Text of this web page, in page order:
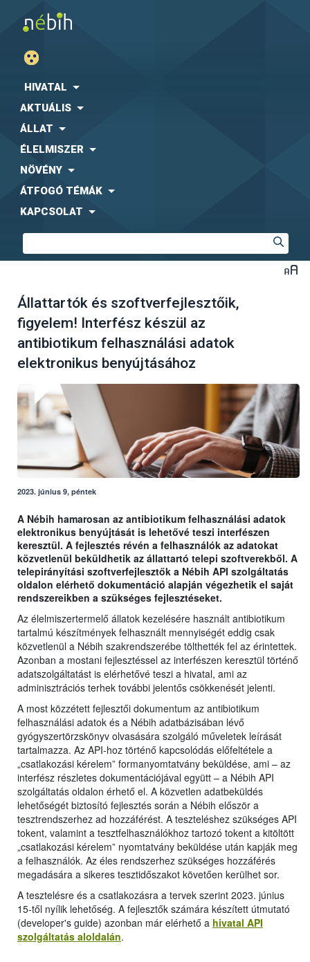
HIVATAL
AKTUÁLIS
ÁLLAT
ÉLELMISZER
NÖVÉNY
ÁTFOGÓ TÉMÁK
KAPCSOLAT
Állattartók és szoftverfejlesztőik,
figyelem! Interfész készül az
antibiotikum felhasználási adatok
elektronikus benyújtásához
2023. június 9, péntek
A Nébih hamarosan az antibiotikum felhasználási adatok
elektronikus benyújtását is lehetővé teszi interfészen
keresztül. A fejlesztés révén a felhasználók az adatokat
közvetlenül beküldhetik az állattartó telepi szoftverekből. A
telepirányítási szoftverfejlesztők a Nébih API szolgáltatás
oldalon elérhető dokumentáció alapján végezhetik el saját
rendszereikben a szükséges fejlesztéseket.
Az élelmiszertermelő állatok kezelésére használt antibiotikum
tartalmú készítmények felhasznált mennyiségét eddig csak
közvetlenül a Nébih szakrendszerébe tölthették fel az érintettek.
Azonban a mostani fejlesztéssel az interfészen keresztül történő
adatszolgáltatást is elérhetővé teszi a hivatal, ami az
adminisztrációs terhek további jelentős csökkenését jelenti.
A most közzétett fejlesztői dokumentum az antibiotikum
felhasználási adatok és a Nébih adatbázisában lévő
gyógyszertörzskönyv olvasására szolgáló műveletek leírását
tartalmazza. Az API-hoz történő kapcsolódás előfeltétele a
„csatlakozási kérelem” formanyomtatvány beküldése, ami – az
interfész részletes dokumentációjával együtt – a Nébih API
szolgáltatás oldalon érhető el. A közvetlen adatbeküldés
lehetőségét biztosító fejlesztés során a Nébih először a
tesztrendszerhez ad hozzáférést. A teszteléshez szükséges API
tokent, valamint a tesztfelhasználókhoz tartozó tokent a kitöltött
„csatlakozási kérelem” nyomtatvány beküldése után kapják meg
a felhasználók. Az éles rendszerhez szükséges hozzáférés
megadására a sikeres tesztidőszakot követően kerülhet sor.
A tesztelésre és a csatlakozásra a tervek szerint 2023. június
15-től nyílik lehetőség. A fejlesztők számára készített útmutató
(developer's guide) azonban már elérhető a hivatal API
szolgáltatás aloldalán.